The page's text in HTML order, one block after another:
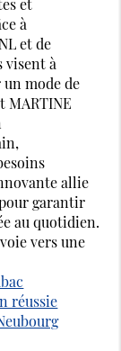
et
à
et de
visent à
mode de
MARTINE
allie
garantir
au quotidien.
vers une
réussie